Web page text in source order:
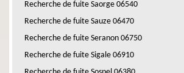
Recherche de fuite Saorge 06540
Recherche de fuite Sauze 06470
Recherche de fuite Seranon 06750
Recherche de fuite Sigale 06910